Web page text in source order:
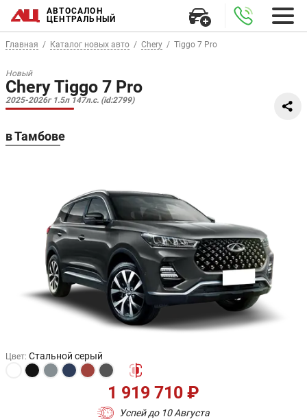
АВТОСАЛОН
ЦЕНТРАЛЬНЫЙ
Главная Каталог новых авто Chery Tiggo 7 Pro
Новый
Chery Tiggo 7 Pro
2025-2026г 1.5л 147л.с. (id:2799)
в Тамбове
Цвет: Стальной серый
Успей до 10 Августа
1 919 710 ₽